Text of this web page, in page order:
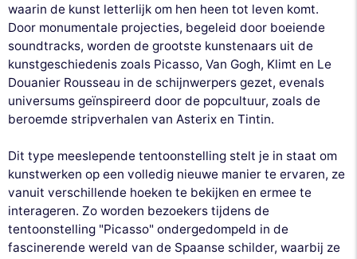
waarin de kunst letterlijk om hen heen tot leven komt.
Door monumentale projecties, begeleid door boeiende
soundtracks, worden de grootste kunstenaars uit de
kunstgeschiedenis zoals Picasso, Van Gogh, Klimt en Le
Douanier Rousseau in de schijnwerpers gezet, evenals
universums geïnspireerd door de popcultuur, zoals de
beroemde stripverhalen van Asterix en Tintin.
Dit type meeslepende tentoonstelling stelt je in staat om
kunstwerken op een volledig nieuwe manier te ervaren, ze
vanuit verschillende hoeken te bekijken en ermee te
interageren. Zo worden bezoekers tijdens de
tentoonstelling "Picasso" ondergedompeld in de
fascinerende wereld van de Spaanse schilder, waarbij ze